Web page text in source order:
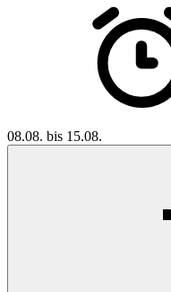
08.08. bis 15.08.